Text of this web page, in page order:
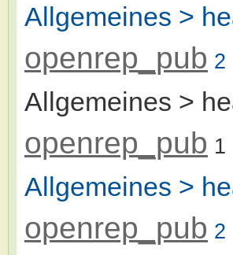
Allgemeines >
openrep_pub 2
Allgemeines >
openrep_pub 1
Allgemeines >
openrep_pub 2